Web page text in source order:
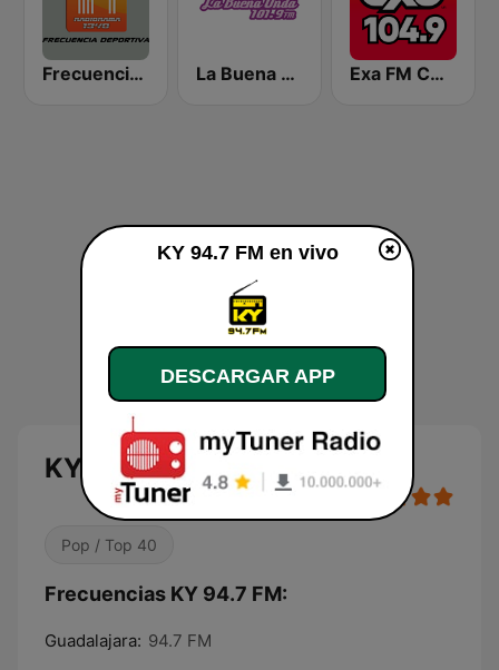
Frecuencia Deportiva 1340 La Buena Onda 101.9 Exa FM CDMX
KY 94.7 FM en vivo
Pop / Top 40
Frecuencias KY 94.7 FM:
Guadalajara: 94.7 FM
KY 94.7 FM en vivo
DESCARGAR APP